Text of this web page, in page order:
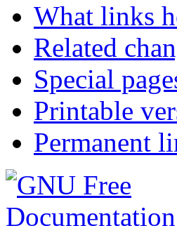
What links
Related
Special
Printable
Permanent